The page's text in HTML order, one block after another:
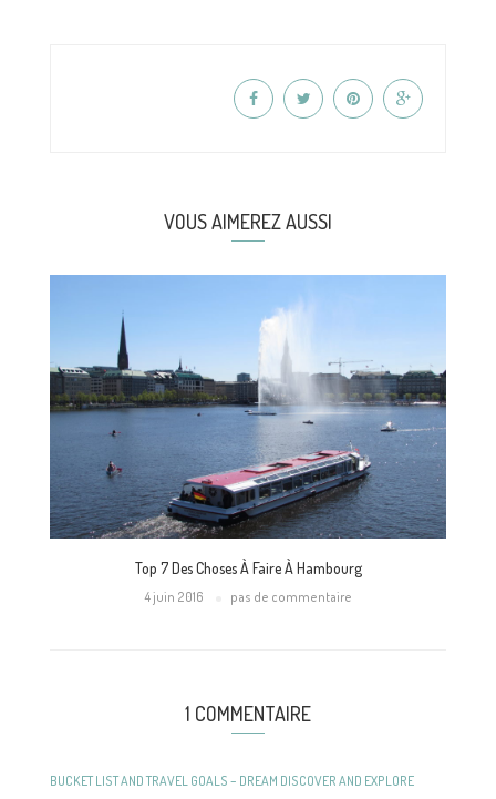
VOUS AIMEREZ AUSSI
Top 7 Des Choses À Faire À Hambourg
4 juin 2016 pas de commentaire
1 COMMENTAIRE
BUCKET LIST AND TRAVEL GOALS – DREAM DISCOVER AND EXPLORE